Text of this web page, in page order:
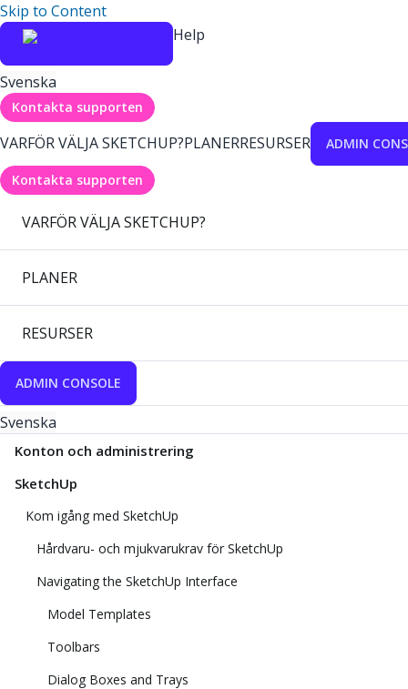
Skip to Content
Help
Svenska
Kontakta supporten
VARFÖR VÄLJA SKETCHUP?PLANERRESURSER ADMIN
Kontakta supporten
VARFÖR VÄLJA SKETCHUP?
PLANER
RESURSER
ADMIN CONSOLE
Svenska
Konton och administrering
SketchUp
Kom igång med SketchUp
Hårdvaru- och mjukvarukrav för SketchUp
Navigating the SketchUp Interface
Model Templates
Toolbars
Dialog Boxes and Trays